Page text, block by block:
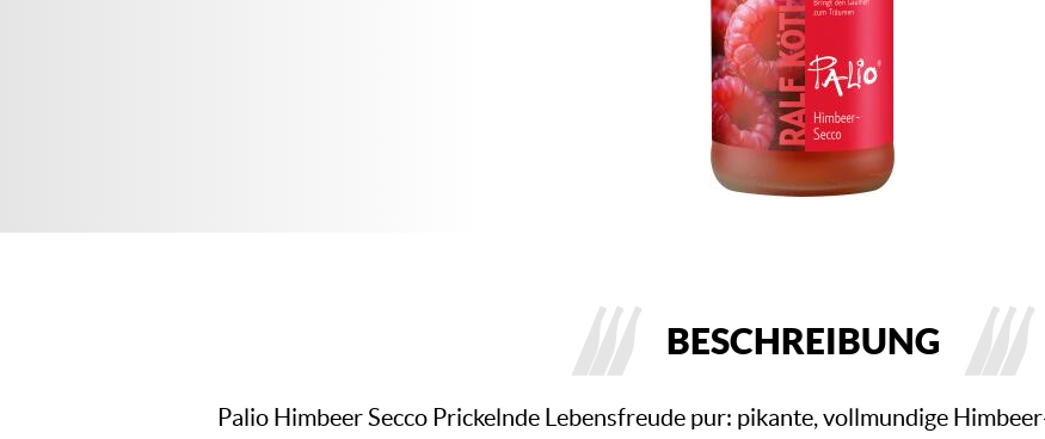
BESCHREIBUNG
Palio Himbeer Secco Prickelnde Lebensfreude pur: pikante, vollmundige